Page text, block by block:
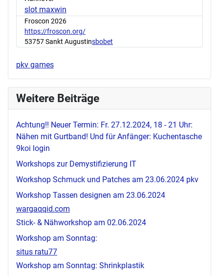
slot maxwin
Froscon 2026
https://froscon.org/
53757 Sankt Augustinsbobet
pkv games
Weitere Beiträge
Achtung!! Neuer Termin: Fr. 27.12.2024, 18 - 21 Uhr:
Nähen mit Gurtband! Und für Anfänger: Kuchentasche
9koi login
Workshops zur Demystifizierung IT
Workshop Schmuck und Patches am 23.06.2024 pkv
Workshop Tassen designen am 23.06.2024
wargaqqid.com
Stick- & Nähworkshop am 02.06.2024
Workshop am Sonntag:
situs ratu77
Workshop am Sonntag: Shrinkplastik